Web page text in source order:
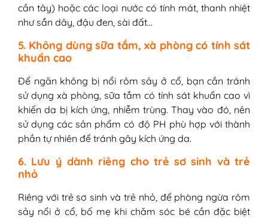
cần tây) hoặc các loại nước có tính mát, thanh nhiệt
như sắn dây, đậu đen, sài đất…
5. Không dùng sữa tắm, xà phòng có tính sát
khuẩn cao
Để ngăn không bị nổi rôm sảy ở cổ, bạn cần tránh
sử dụng xà phòng, sữa tắm có tính sát khuẩn cao vì
khiến da bị kích ứng, nhiễm trùng. Thay vào đó, nên
sử dụng các sản phẩm có độ PH phù hợp với thành
phần tự nhiên để tránh gây kích ứng da.
6. Lưu ý dành riêng cho trẻ sơ sinh và trẻ
nhỏ
Riêng với trẻ sơ sinh và trẻ nhỏ, để phòng ngừa rôm
sảy nổi ở cổ, bố mẹ khi chăm sóc bé cần đặc biệt